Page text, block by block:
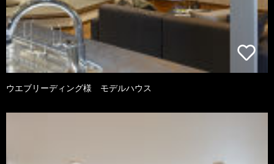
ウエブリーディング様 モデルハウス